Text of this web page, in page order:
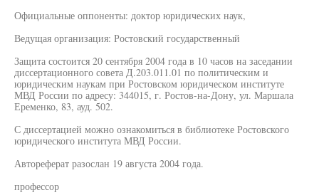
Официальные оппоненты: доктор юридических наук,
Ведущая организация: Ростовский государственный
Защита состоится 20 сентября 2004 года в 10 часов на заседании
диссертационного совета Д.203.011.01 по политическим и
юридическим наукам при Ростовском юридическом институте
МВД России по адресу: 344015, г. Ростов-на-Дону, ул. Маршала
Еременко, 83, ауд. 502.
С диссертацией можно ознакомиться в библиотеке Ростовского
юридического института МВД России.
Автореферат разослан 19 августа 2004 года.
профессор